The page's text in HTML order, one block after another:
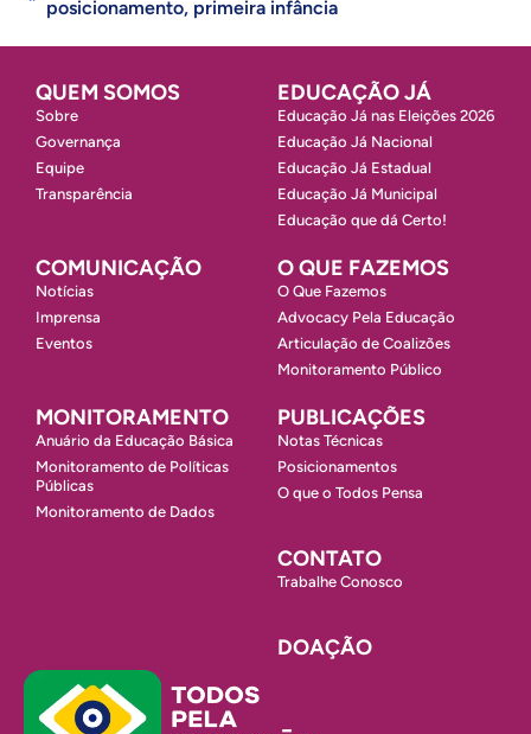
posicionamento, primeira infância
QUEM SOMOS
Sobre
Governança
Equipe
Transparência
EDUCAÇÃO JÁ
Educação Já nas Eleições 2026
Educação Já Nacional
Educação Já Estadual
Educação Já Municipal
Educação que dá Certo!
COMUNICAÇÃO
Notícias
Imprensa
Eventos
O QUE FAZEMOS
O Que Fazemos
Advocacy Pela Educação
Articulação de Coalizões
Monitoramento Público
MONITORAMENTO
Anuário da Educação Básica
Monitoramento de Políticas
Públicas
Monitoramento de Dados
PUBLICAÇÕES
Notas Técnicas
Posicionamentos
O que o Todos Pensa
CONTATO
Trabalhe Conosco
DOAÇÃO